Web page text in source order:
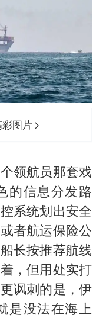
图片
领航员那套戏
的信息分发路
系统划出安全
者航运保险公
长按推荐航线
，但用处实打
讽刺的是，伊
是没法在海上